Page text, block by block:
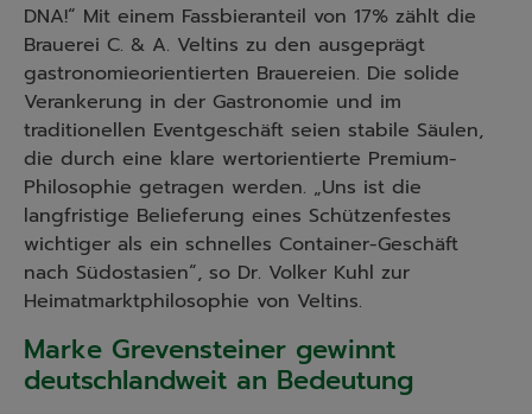
DNA!“ Mit einem Fassbieranteil von 17% zählt die
Brauerei C. & A. Veltins zu den ausgeprägt
gastronomieorientierten Brauereien. Die solide
Verankerung in der Gastronomie und im
traditionellen Eventgeschäft seien stabile Säulen,
die durch eine klare wertorientierte Premium-
Philosophie getragen werden. „Uns ist die
langfristige Belieferung eines Schützenfestes
wichtiger als ein schnelles Container-Geschäft
nach Südostasien“, so Dr. Volker Kuhl zur
Heimatmarktphilosophie von Veltins.
Marke Grevensteiner gewinnt
deutschlandweit an Bedeutung